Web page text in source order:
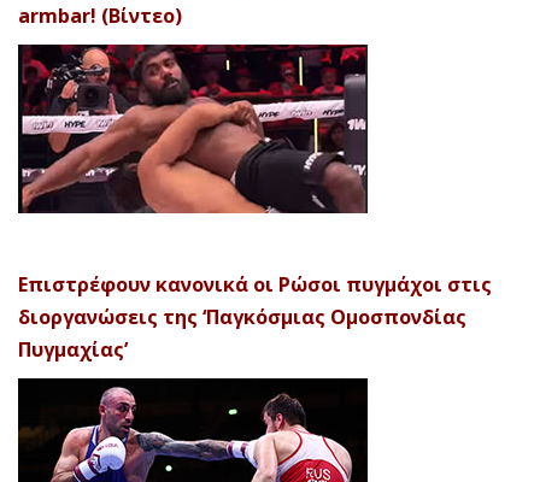
armbar! (Βίντεο)
Επιστρέφουν κανονικά οι Ρώσοι πυγμάχοι στις
διοργανώσεις της ‘Παγκόσμιας Ομοσπονδίας
Πυγμαχίας’